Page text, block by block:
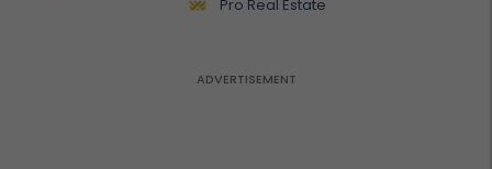
biznesit #15796
Pro Real Estate